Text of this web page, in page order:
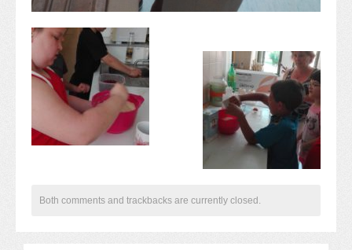
TIOP-1.1.1-12/1
Kutyaterápia
RRF-1.2.4-25-2025-00053
Ökoiskola
Elérhetőségek
Fogadóóra
Tájékoztatás
Both comments and trackbacks are currently closed.